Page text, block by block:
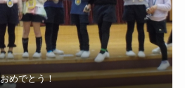
おめでとう！